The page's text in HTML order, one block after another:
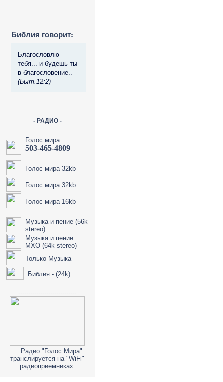
Библия говорит:
Благословлю
тебя... и будешь ты
в благословение..
(Быт.12:2)
- РАДИО -
Голос мира
503-465-4809
Голос мира 32kb
Голос мира 32kb
Голос мира 16kb
Музыка и пение (56k
stereo)
Музыка и пение
МХО (64k stereo)
Только Музыка
Библия - (24k)
-----------------------------
Радио "Голос Мира"
транслируется на "WiFi"
радиоприемниках.